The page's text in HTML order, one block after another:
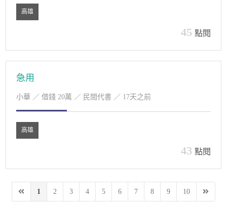
高雄
45 點閱
急用
小華 ／ 借錢 20萬 ／ 民間代書 ／ 17天之前
高雄
43 點閱
1 2 3 4 5 6 7 8 9 10